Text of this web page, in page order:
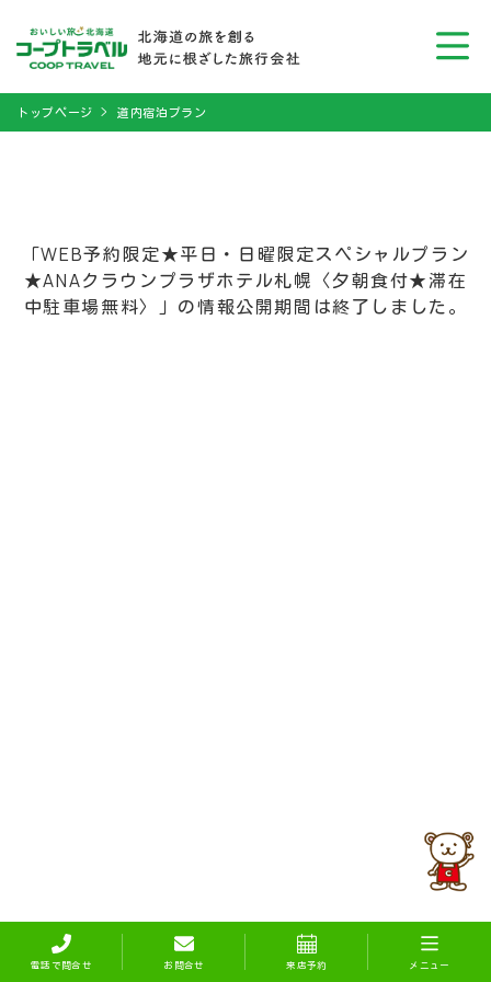
トップページ 道内宿泊プラン
「WEB予約限定★平日・日曜限定スペシャルプラン
★ANAクラウンプラザホテル札幌〈夕朝食付★滞在
中駐車場無料〉」の情報公開期間は終了しました。
電話で問合せ お問合せ 来店予約 メニュー